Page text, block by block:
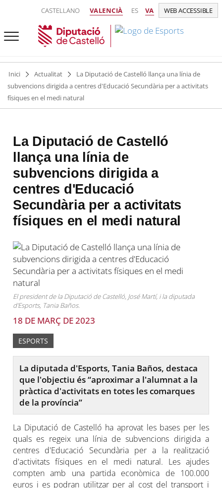
CASTELLANO VALENCIÀ ES VA WEB ACCESSIBLE
Inici Actualitat
La Diputació de Castelló llança una línia de
subvencions dirigida a centres d'Educació Secundària per a activitats
físiques en el medi natural
La Diputació de Castelló
llança una línia de
subvencions dirigida a
centres d'Educació
Secundària per a activitats
físiques en el medi natural
El president de la Diputació de Castelló, José Martí, i la diputada
d'Esports, Tania Baños.
18 DE MARÇ DE 2023
ESPORTS
La diputada d'Esports, Tania Baños, destaca
que l'objectiu és “aproximar a l'alumnat a la
pràctica d'activitats en totes les comarques
de la província”
La Diputació de Castelló ha aprovat les bases per les
quals es regeix una línia de subvencions dirigida a
centres d'Educació Secundària per a la realització
d'activitats físiques en el medi natural. Les ajudes
compten amb una partida econòmica de 100.000
euros i es podran utilitzar per al cost del transport i